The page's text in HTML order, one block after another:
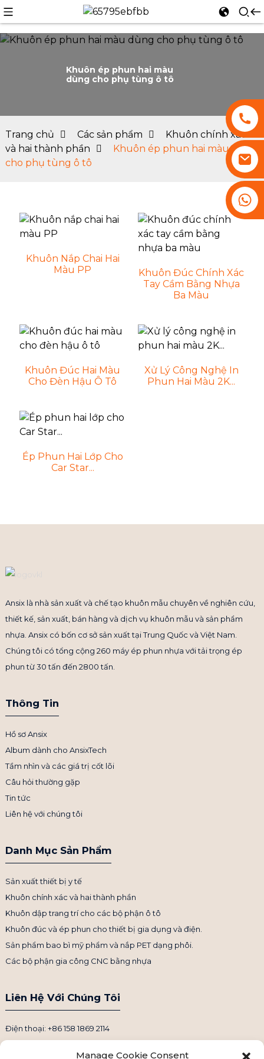
Khuôn ép phun hai màu
dùng cho phụ tùng ô tô
Trang chủ Các sản phẩm
Khuôn chính xác
và hai thành phần
Khuôn ép phun hai màu dùng
cho phụ tùng ô tô
Khuôn Nắp Chai Hai
Màu PP
Khuôn Đúc Chính Xác
Tay Cầm Bằng Nhựa
Ba Màu
Khuôn Đúc Hai Màu
Cho Đèn Hậu Ô Tô
Xử Lý Công Nghệ In
Phun Hai Màu 2K...
Ép Phun Hai Lớp Cho
Car Star...
Ansix là nhà sản xuất và chế tạo khuôn mẫu chuyên về nghiên cứu,
thiết kế, sản xuất, bán hàng và dịch vụ khuôn mẫu và sản phẩm
nhựa. Ansix có bốn cơ sở sản xuất tại Trung Quốc và Việt Nam.
Chúng tôi có tổng cộng 260 máy ép phun nhựa với tải trọng ép
phun từ 30 tấn đến 2800 tấn.
Thông Tin
Hồ sơ Ansix
Album dành cho AnsixTech
Tầm nhìn và các giá trị cốt lõi
Câu hỏi thường gặp
Tin tức
Liên hệ với chúng tôi
Danh Mục Sản Phẩm
Sản xuất thiết bị y tế
Khuôn chính xác và hai thành phần
Khuôn dập trang trí cho các bộ phận ô tô
Khuôn đúc và ép phun cho thiết bị gia dụng và điện.
Sản phẩm bao bì mỹ phẩm và nắp PET dạng phôi.
Các bộ phận gia công CNC bằng nhựa
Liên Hệ Với Chúng Tôi
Điện thoại: +86 158 1869 2114
Email: info@ansixtech.com
Manage Cookie Consent